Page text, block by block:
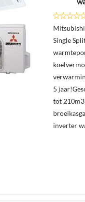
Single
5
tot
inverter